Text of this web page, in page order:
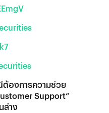
ต้องการความช่วย
Support”
ล่าง